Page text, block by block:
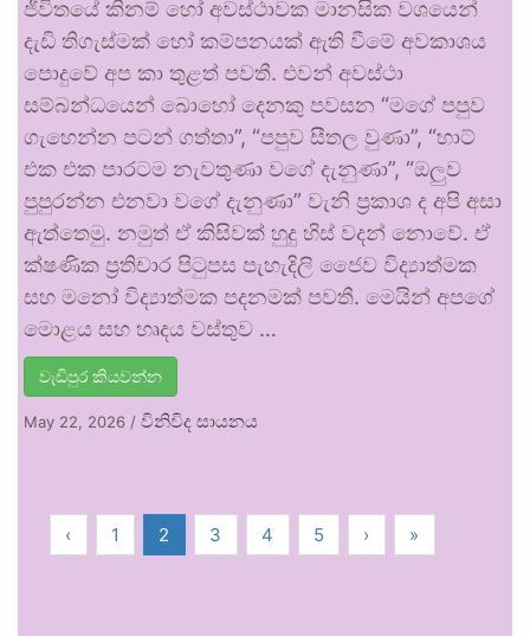
ජීවිතයේ කිනම් හෝ අවස්ථාවක මානසික වශයෙන්
දැඩි තිගැස්මක් හෝ කම්පනයක් ඇති වීමේ අවකාශය
පොදුවේ අප කා තුළත් පවතී. එවන් අවස්ථා
සම්බන්ධයෙන් බොහෝ දෙනකු පවසන “මගේ පපුව
ගැහෙන්න පටන් ගත්තා”, “පපුව සීතල වුණා”, “හාට්
එක එක පාරටම නැවතුණා වගේ දැනුණා”, “ඔලුව
පුපුරන්න එනවා වගේ දැනුණා” වැනි ප්‍රකාශ ද අපි අසා
ඇත්තෙමු. නමුත් ඒ කිසිවක් හුදු හිස් වදන් නොවේ. ඒ
ක්ෂණික ප්‍රතිචාර පිටුපස පැහැදිලි ජෛව විද්‍යාත්මක
සහ මනෝ විද්‍යාත්මක පදනමක් පවතී. මෙයින් අපගේ
මොළය සහ හෘදය වස්තුව …
වැඩිපුර කියවන්න
May 22, 2026 / විනිවිද සායනය
‹ 1 2 3 4 5 › »